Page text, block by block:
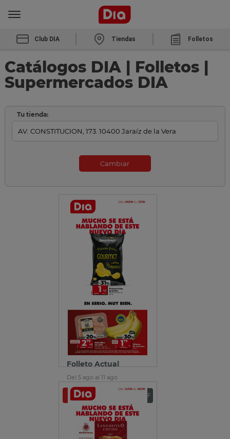
Club DIA Tiendas Folletos
Catálogos DIA | Folletos |
Supermercados DIA
Tu tienda:
Cambiar
Folleto Actual
Del 5 ago al 11 ago
Ver folleto Descargar PDF